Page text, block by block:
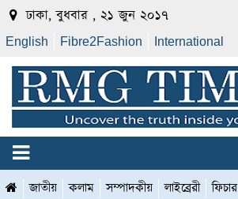
ঢাকা, বুধবার , ২১ জুন ২০১৭
English Fibre2Fashion International
জাতীয় কলাম সম্পাদকীয় লাইব্রেরী ফিচার